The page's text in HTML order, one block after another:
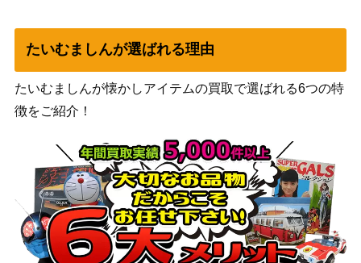
しらほし（SR/パラレル）【EB0
1-057】
バンダイ
（メモリアルコレ
クション）
ドンキホーテ・ロシナンテ（S
P）【OP09-119】
バンダイ
1,800
ポートガス・D・エース（SR/ス
ーパーパラレル）【OP02-013】
バンダイ
（頂上決戦）
シーザー・クラウン（L/パラレ
ル）【OP10-002】
バンダイ
（王族の血統）
400
ドンキホーテ・ドフラミンゴ（S
P/パラレル）【ST03-009】
バンダイ
（強大な敵）
800
たいむましんが選ばれる理由
たいむましんが懐かしアイテムの買取で選ばれる6つの特
徴をご紹介！